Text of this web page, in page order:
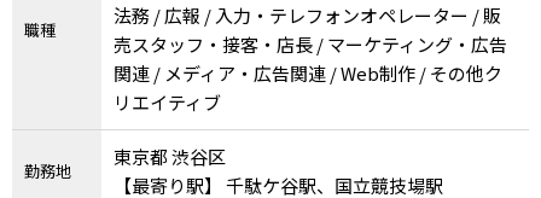
職種
法務 / 広報 / 入力・テレフォンオペレーター / 販
売スタッフ・接客・店長 / マーケティング・広告
関連 / メディア・広告関連 / Web制作 / その他ク
リエイティブ
勤務地
東京都 渋谷区
【最寄り駅】 千駄ケ谷駅、国立競技場駅